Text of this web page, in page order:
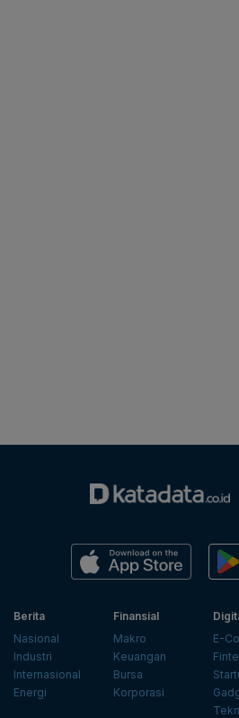
Berita
Nasional
Industri
Internasional
Energi
Finansial
Makro
Keuangan
Bursa
Korporasi
E-